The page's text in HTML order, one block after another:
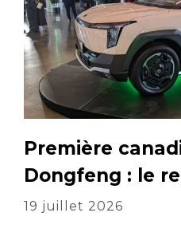
Première
Dongfeng : le
19 juillet 2026